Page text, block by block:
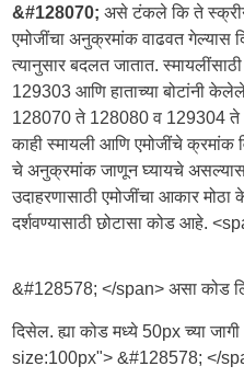
&#128070; असे टंकले कि ते
एमोजींचा अनुक्रमांक वाढवत गेल्यास
त्यानुसार बदलत जातात.
129303 आणि हाताच्या बोटांनी
128070 ते 128080 व 129304
काही स्मायली आणि एमोजींचे
चे अनुक्रमांक जाणून घ्यायचे
उदाहरणासाठी एमोजींचा आकार
दर्शवण्यासाठी छोटासा कोड आहे.
&#128578; </span> असा कोड
दिसेल. ह्या कोड मध्ये 50px च्या
size:100px"> &#128578; </